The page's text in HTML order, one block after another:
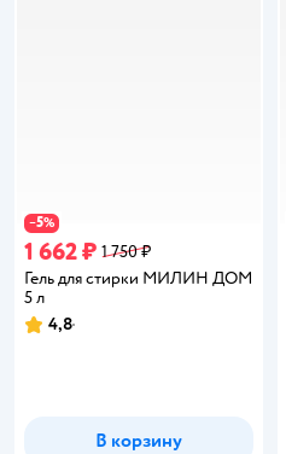
−5%
1 662 ₽ 1 750 ₽
Гель для стирки МИЛИН ДОМ
5 л
Рейтинг:
4,8
В корзину